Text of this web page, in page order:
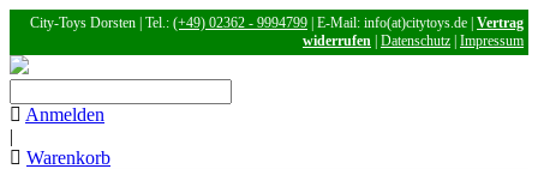
City-Toys Dorsten | Tel.: (+49) 02362 - 9994799 | E-Mail: info(at)citytoys.de | Vertrag
widerrufen Datenschutz Impressum
Anmelden
|
Warenkorb